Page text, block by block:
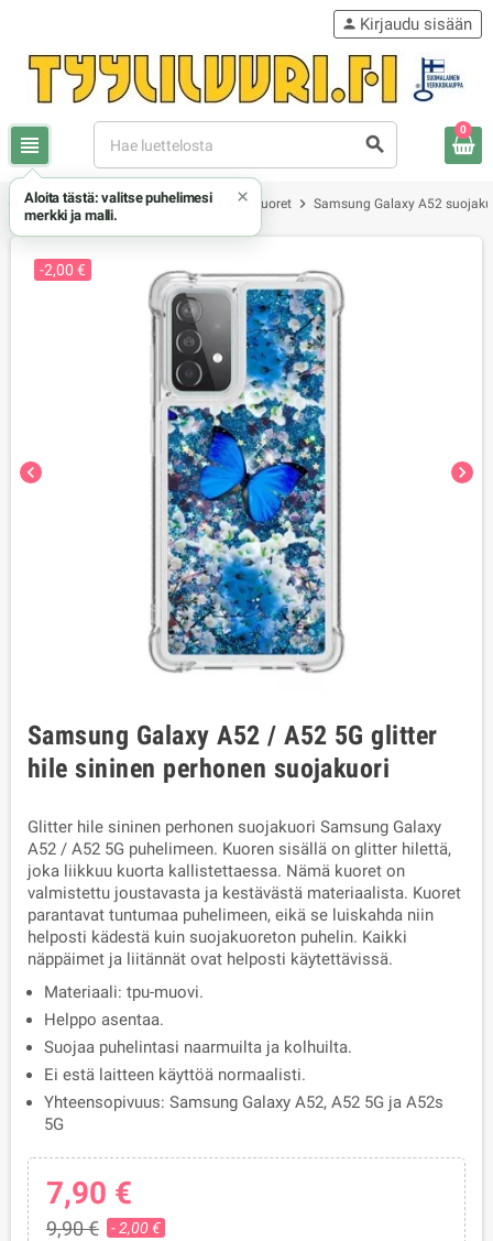
view_headline search
person Kirjaudu sisään
0
chevron_rightSamsung chevron_rightSamsung Galaxy A52 kuoret chevron_right Samsung Galaxy A52
chevron_left chevron_right
-2,00 €
Samsung Galaxy A52 / A52 5G glitter
hile sininen perhonen suojakuori
Glitter hile sininen perhonen suojakuori Samsung Galaxy
A52 / A52 5G puhelimeen. Kuoren sisällä on glitter hilettä,
joka liikkuu kuorta kallistettaessa. Nämä kuoret on
valmistettu joustavasta ja kestävästä materiaalista. Kuoret
parantavat tuntumaa puhelimeen, eikä se luiskahda niin
helposti kädestä kuin suojakuoreton puhelin. Kaikki
näppäimet ja liitännät ovat helposti käytettävissä.
Materiaali: tpu-muovi.
Helppo asentaa.
Suojaa puhelintasi naarmuilta ja kolhuilta.
Ei estä laitteen käyttöä normaalisti.
Yhteensopivuus: Samsung Galaxy A52, A52 5G ja A52s
5G
7,90 €
9,90 € - 2,00 €
Aloita tästä: valitse puhelimesi
merkki ja malli.
×